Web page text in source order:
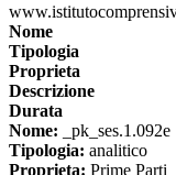
Nome
Tipologia
Proprieta
Descrizione
Durata
Nome: _pk_ses.1.092e
Tipologia: analitico
Proprieta: Prime Parti